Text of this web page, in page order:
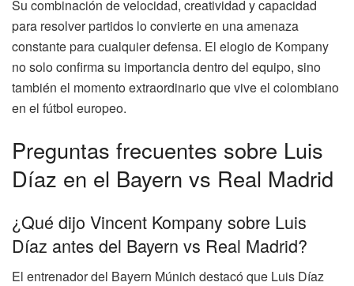
Su combinación de velocidad, creatividad y capacidad
para resolver partidos lo convierte en una amenaza
constante para cualquier defensa. El elogio de Kompany
no solo confirma su importancia dentro del equipo, sino
también el momento extraordinario que vive el colombiano
en el fútbol europeo.
Preguntas frecuentes sobre Luis
Díaz en el Bayern vs Real Madrid
¿Qué dijo Vincent Kompany sobre Luis
Díaz antes del Bayern vs Real Madrid?
El entrenador del Bayern Múnich destacó que Luis Díaz